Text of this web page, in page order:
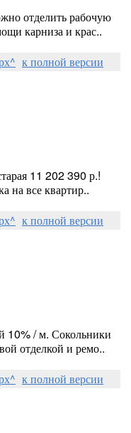
отделить рабочую
карниза и крас..
к полной версии
11 202 390 р.!
все квартир..
к полной версии
10% / м. Сокольники
отделкой и ремо..
к полной версии